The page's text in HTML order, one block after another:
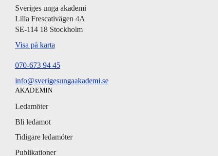
Sveriges unga akademi
Lilla Frescativägen 4A
SE-114 18 Stockholm
Visa på karta
070-673 94 45
info@sverigesungaakademi.se
AKADEMIN
Ledamöter
Bli ledamot
Tidigare ledamöter
Publikationer